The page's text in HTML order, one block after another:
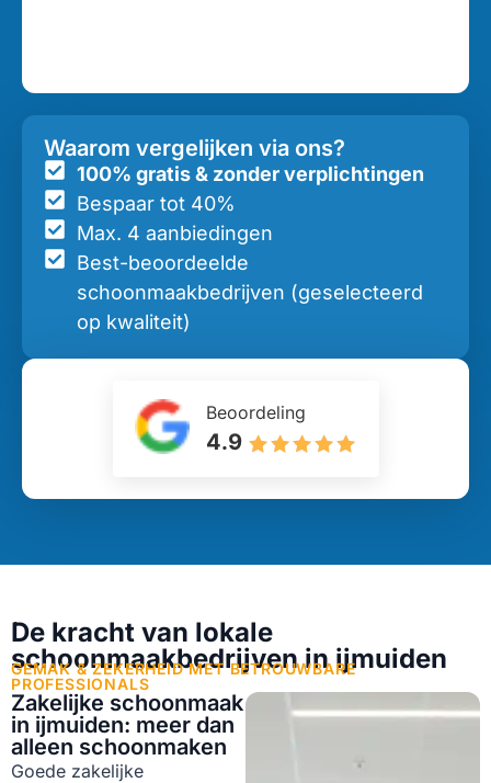
Waarom vergelijken via ons?
100% gratis & zonder verplichtingen
Bespaar tot 40%
Max. 4 aanbiedingen
Best-beoordeelde
schoonmaakbedrijven (geselecteerd
op kwaliteit)
Beoordeling
4.9
De kracht van lokale
schoonmaakbedrijven in ijmuiden
GEMAK & ZEKERHEID MET BETROUWBARE
PROFESSIONALS
Zakelijke schoonmaak
in ijmuiden: meer dan
alleen schoonmaken
Goede zakelijke